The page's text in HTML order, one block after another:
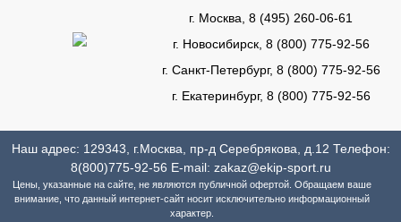
г. Москва, 8 (495) 260-06-61
г. Новосибирск, 8 (800) 775-92-56
г. Санкт-Петербург, 8 (800) 775-92-56
г. Екатеринбург, 8 (800) 775-92-56
Наш адрес: 129343, г.Москва, пр-д Серебрякова, д.12 Телефон:
8(800)775-92-56 E-mail: zakaz@ekip-sport.ru
Цены, указанные на сайте, не являются публичной офертой. Обращаем ваше
внимание, что данный интернет-сайт носит исключительно информационный
характер.